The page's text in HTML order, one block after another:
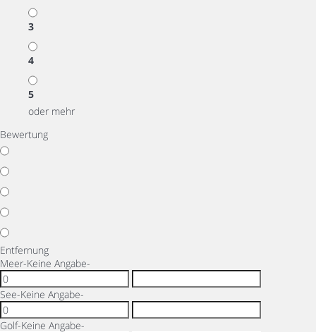
3
4
5
oder mehr
Bewertung
Entfernung
Meer-Keine Angabe-
See-Keine Angabe-
Golf-Keine Angabe-